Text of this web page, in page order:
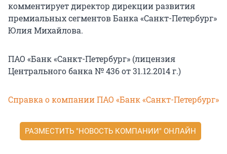
комментирует директор дирекции развития
премиальных сегментов Банка «Санкт-Петербург»
Юлия Михайлова.
ПАО «Банк «Санкт-Петербург» (лицензия
Центрального банка № 436 от 31.12.2014 г.)
Справка о компании ПАО «Банк «Санкт-Петербург»
РАЗМЕСТИТЬ "НОВОСТЬ КОМПАНИИ" ОНЛАЙН